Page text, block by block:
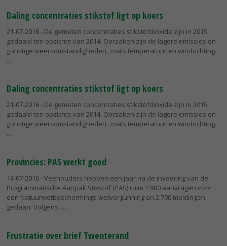
Daling concentraties stikstof ligt op koers
21-07-2016- De gemeten concentraties stikstofdioxide zijn in 2015
gedaald ten opzichte van 2014. Oorzaken zijn de lagere emissies en
gunstige weersomstandigheden, zoals temperatuur en windrichting.
Daling concentraties stikstof ligt op koers
21-07-2016- De gemeten concentraties stikstofdioxide zijn in 2015
gedaald ten opzichte van 2014. Oorzaken zijn de lagere emissies en
gunstige weersomstandigheden, zoals temperatuur en windrichting.
Provincies: PAS werkt goed
14-07-2016- Veehouders hebben een jaar na de invoering van de
Programmatische Aanpak Stikstof (PAS) ruim 1.900 aanvragen voor
een Natuurwetbeschermings-wetvergunning en 2.700 meldingen
gedaan. Volgens...
Frustratie over brief Twenterand